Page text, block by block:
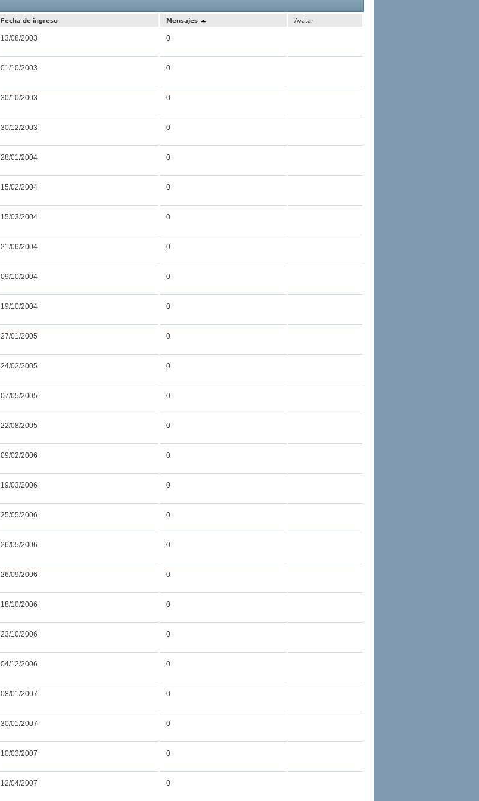
Fecha de ingreso Mensajes Avatar
13/08/2003 0
01/10/2003 0
30/10/2003 0
30/12/2003 0
28/01/2004 0
15/02/2004 0
15/03/2004 0
21/06/2004 0
09/10/2004 0
19/10/2004 0
27/01/2005 0
24/02/2005 0
07/05/2005 0
22/08/2005 0
09/02/2006 0
19/03/2006 0
25/05/2006 0
26/05/2006 0
26/09/2006 0
18/10/2006 0
23/10/2006 0
04/12/2006 0
08/01/2007 0
30/01/2007 0
10/03/2007 0
12/04/2007 0